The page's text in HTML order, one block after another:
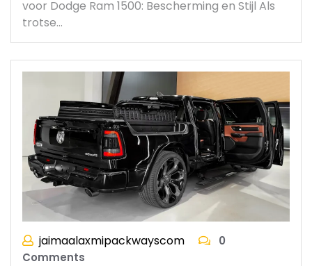
voor Dodge Ram 1500: Bescherming en Stijl Als
trotse…
jaimaalaxmipackwayscom
0
Comments